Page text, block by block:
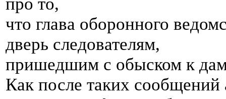
что глава оборонного
дверь следователям,
пришедшим с обыском к
Как после таких сообщений